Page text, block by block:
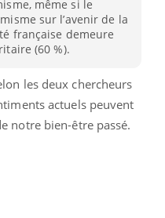
même si le
sur l’avenir de la
française demeure
(60 %).
les deux chercheurs
actuels peuvent
notre bien-être passé.